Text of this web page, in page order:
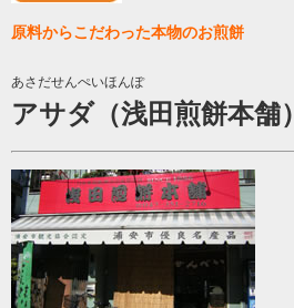
原料からこだわった本物のお煎餅
あさだせんぺいほんぽ
アサダ（浅田煎餅本舗）